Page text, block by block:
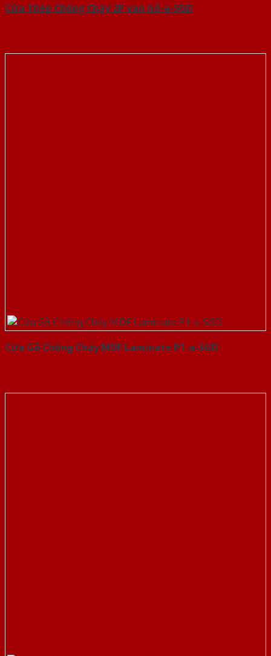
Cửa Thép Chống Cháy 2P van Gỗ-a-SGD
Cửa Gỗ Chống Cháy MDF Laminate P1-a-SGD